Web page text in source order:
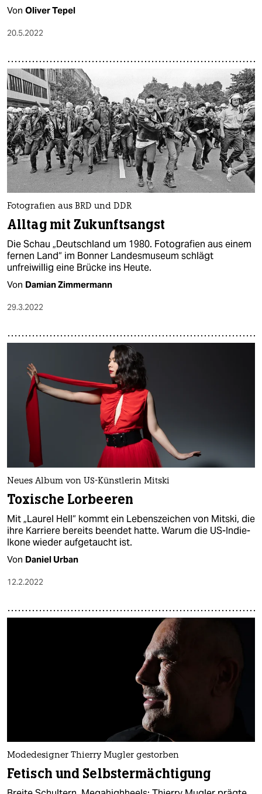
Von Oliver Tepel
20.5.2022
Fotografien aus BRD und DDR
Alltag mit Zukunftsangst
Die Schau „Deutschland um 1980. Fotografien aus einem
fer­nen Land“ im Bonner Landesmuseum schlägt
unfreiwillig eine Brücke ins Heute.
Von Damian Zimmermann
29.3.2022
Neues Album von US-Künstlerin Mitski
Toxische Lorbeeren
Mit „Laurel Hell“ kommt ein Lebenszeichen von Mitski, die
ihre Karriere bereits beendet hatte. Warum die US-Indie-
Ikone wieder aufgetaucht ist.
Von Daniel Urban
12.2.2022
Modedesigner Thierry Mugler gestorben
Fetisch und Selbstermächtigung